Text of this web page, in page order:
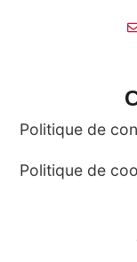
Politique de
Politique de